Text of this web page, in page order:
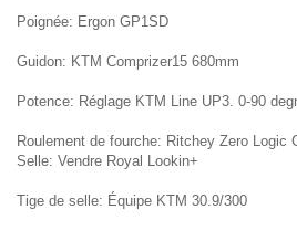
Poignée: Ergon GP1SD
Guidon: KTM Comprizer15 680mm
Potence: Réglage KTM Line UP3. 0-90
Roulement de fourche: Ritchey Zero Logic
Selle: Vendre Royal Lookin+
Tige de selle: Équipe KTM 30.9/300